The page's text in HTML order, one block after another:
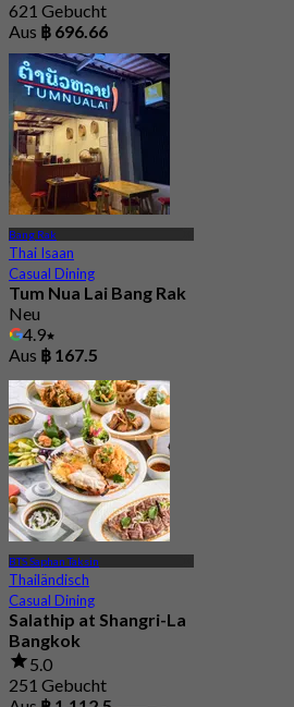
621 Gebucht
Aus ฿ 696.66
Bang Rak
Thai Isaan
Casual Dining
Tum Nua Lai Bang Rak
Neu
4.9
Aus ฿ 167.5
BTS Saphan Taksin
Thailändisch
Casual Dining
Salathip at Shangri-La
Bangkok
5.0
251 Gebucht